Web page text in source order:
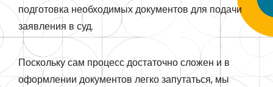
подготовка необходимых документов для подачи
заявления в суд.
Поскольку сам процесс достаточно сложен и в
оформлении документов легко запутаться, мы